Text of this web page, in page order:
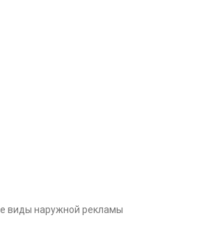
виды наружной рекламы